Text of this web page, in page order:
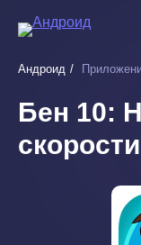
основному
Андроид
Бен 10:
скорости